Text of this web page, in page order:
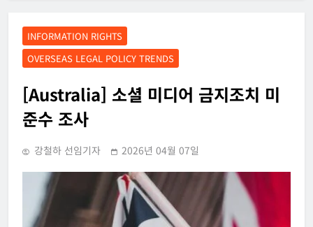
INFORMATION RIGHTS
OVERSEAS LEGAL POLICY TRENDS
[Australia] 소셜 미디어 금지조치 미
준수 조사
강철하 선임기자 2026년 04월 07일